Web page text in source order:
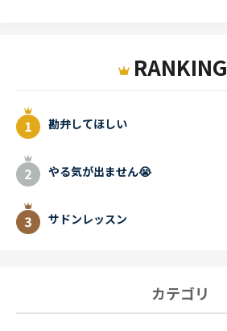
RANKING
勘弁してほしい
やる気が出ません😭
サドンレッスン
カテゴリ